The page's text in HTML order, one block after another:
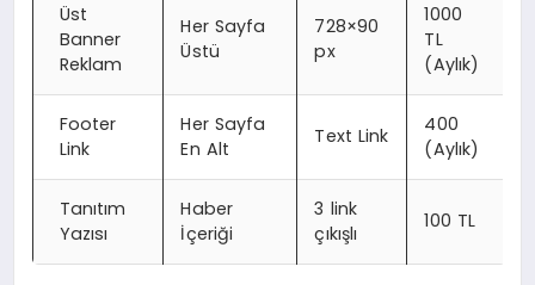
Üst
Banner
Reklam
Her Sayfa
Üstü
728×90
px
1000
TL
(Aylık)
Footer
Link
Her Sayfa
En Alt
Text Link
400
(Aylık)
Tanıtım
Yazısı
Haber
İçeriği
3 link
çıkışlı
100 TL